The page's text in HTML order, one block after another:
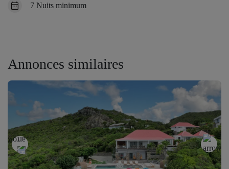
7 Nuits minimum
Annonces similaires